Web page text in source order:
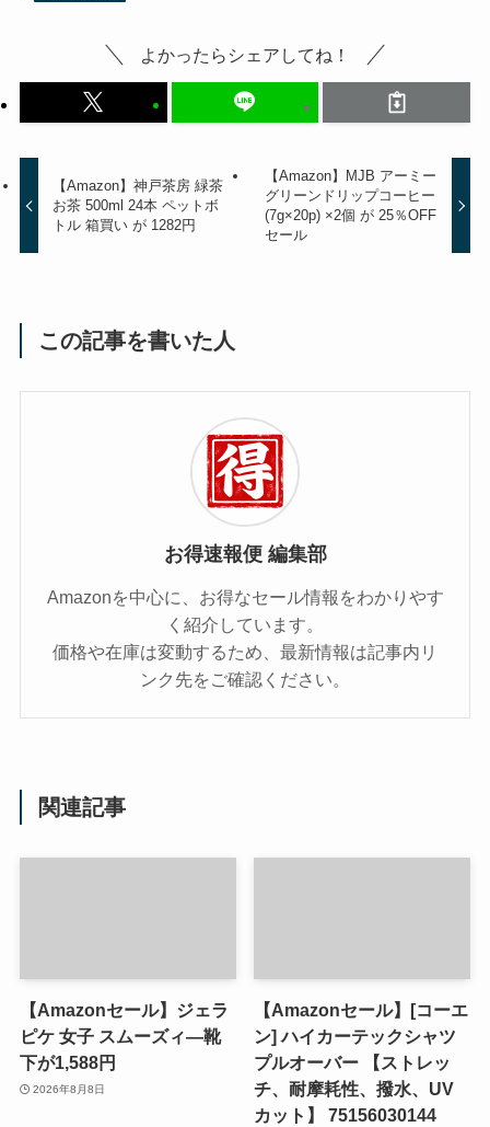
よかったらシェアしてね！
【Amazon】神戸茶房 緑茶
お茶 500ml 24本 ペットボ
トル 箱買い が 1282円
【Amazon】MJB アーミー
グリーンドリップコーヒー
(7g×20p) ×2個 が 25％OFF
セール
この記事を書いた人
お得速報便 編集部
Amazonを中心に、お得なセール情報をわかりやす
く紹介しています。
価格や在庫は変動するため、最新情報は記事内リ
ンク先をご確認ください。
関連記事
【Amazonセール】ジェラ
ピケ 女子 スムーズィ―靴
下が1,588円
2026年8月8日
【Amazonセール】[コーエ
ン] ハイカーテックシャツ
プルオーバー 【ストレッ
チ、耐摩耗性、撥水、UV
カット】 75156030144